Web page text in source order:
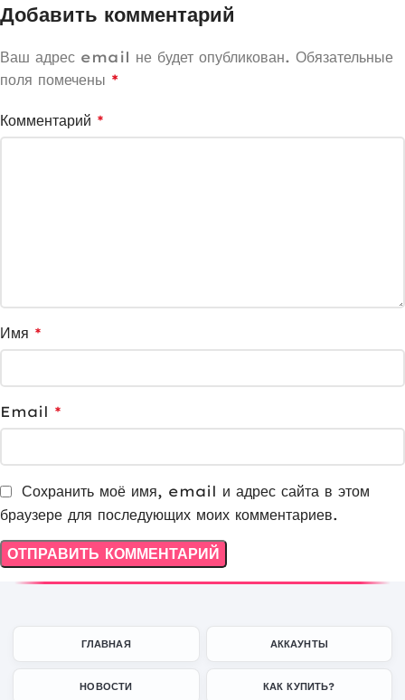
Добавить комментарий
Ваш адрес email не будет опубликован. Обязательные
поля помечены *
Комментарий *
Имя *
Email *
Сохранить моё имя, email и адрес сайта в этом
браузере для последующих моих комментариев.
ГЛАВНАЯ АККАУНТЫ
НОВОСТИ КАК КУПИТЬ?